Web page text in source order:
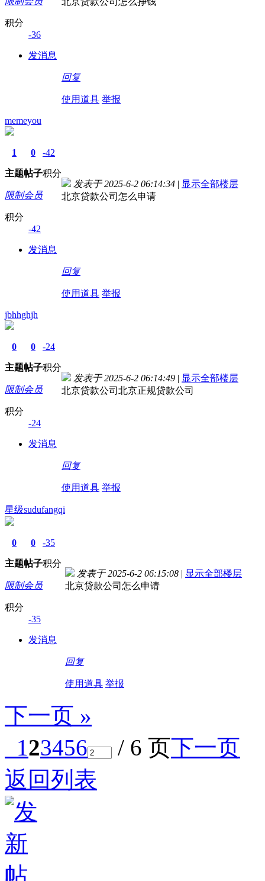
积分
-36
发消息
回复
使用道具 举报
memeyou
1
主题
0
帖子
-42
积分
限制会员
积分
-42
发消息
发表于 2025-6-2 06:14:34 | 显示全部楼层
北京贷款公司怎么申请
回复
使用道具 举报
jbhhghjh
0
主题
0
帖子
-24
积分
限制会员
积分
-24
发消息
发表于 2025-6-2 06:14:49 | 显示全部楼层
北京贷款公司北京正规贷款公司
回复
使用道具 举报
星级sudufangqi
0
主题
0
帖子
-35
积分
限制会员
积分
-35
发消息
发表于 2025-6-2 06:15:08 | 显示全部楼层
北京贷款公司怎么申请
回复
使用道具 举报
下一页 »
123456 / 6 页下一页
返回列表